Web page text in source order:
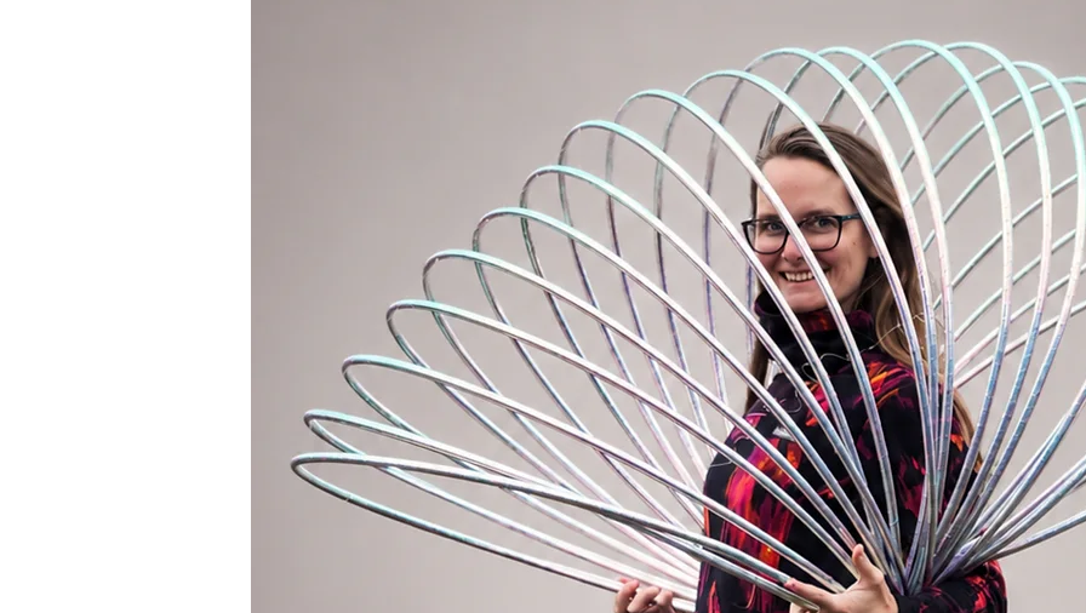
So wird das Wachs aufgetragen: Einfach das Wachs auf den Innenumfang
des Reifens auftragen (verteilen). Wenn Sie einen größeren Effekt erzielen
möchten, können Sie den Reifen vor der Verwendung des Wachses mit
Schleifpapier leicht anschleifen.